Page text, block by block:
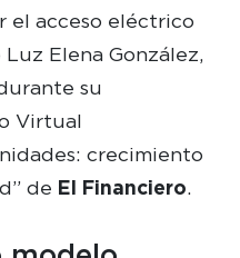
el acceso eléctrico
Elena González,
su
Virtual
crecimiento
de El Financiero.